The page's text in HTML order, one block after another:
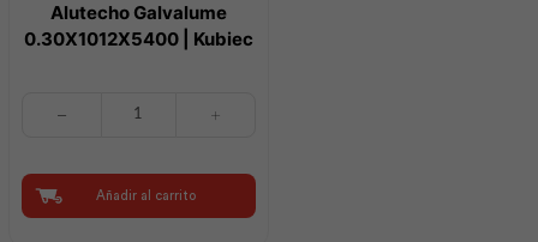
Alutecho Galvalume
0.30X1012X5400 | Kubiec
Kubiec
cantidad
Añadir al carrito